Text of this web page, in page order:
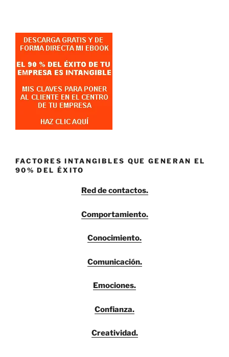
FACTORES INTANGIBLES QUE GENERAN EL
90% DEL ÉXITO
Red de contactos.
Comportamiento.
Conocimiento.
Comunicación.
Emociones.
Confianza.
Creatividad.